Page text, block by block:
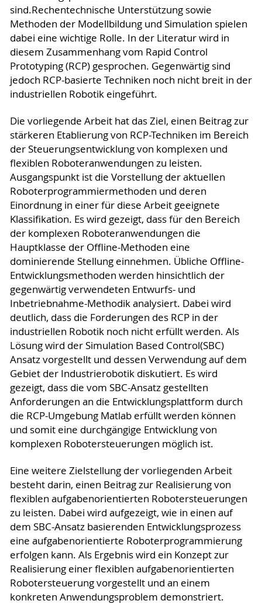
sind.Rechentechnische Unterstützung sowie
Methoden der Modellbildung und Simulation spielen
dabei eine wichtige Rolle. In der Literatur wird in
diesem Zusammenhang vom Rapid Control
Prototyping (RCP) gesprochen. Gegenwärtig sind
jedoch RCP-basierte Techniken noch nicht breit in der
industriellen Robotik eingeführt.
Die vorliegende Arbeit hat das Ziel, einen Beitrag zur
stärkeren Etablierung von RCP-Techniken im Bereich
der Steuerungsentwicklung von komplexen und
flexiblen Roboteranwendungen zu leisten.
Ausgangspunkt ist die Vorstellung der aktuellen
Roboterprogrammiermethoden und deren
Einordnung in einer für diese Arbeit geeignete
Klassifikation. Es wird gezeigt, dass für den Bereich
der komplexen Roboteranwendungen die
Hauptklasse der Offline-Methoden eine
dominierende Stellung einnehmen. Übliche Offline-
Entwicklungsmethoden werden hinsichtlich der
gegenwärtig verwendeten Entwurfs- und
Inbetriebnahme-Methodik analysiert. Dabei wird
deutlich, dass die Forderungen des RCP in der
industriellen Robotik noch nicht erfüllt werden. Als
Lösung wird der Simulation Based Control(SBC)
Ansatz vorgestellt und dessen Verwendung auf dem
Gebiet der Industrierobotik diskutiert. Es wird
gezeigt, dass die vom SBC-Ansatz gestellten
Anforderungen an die Entwicklungsplattform durch
die RCP-Umgebung Matlab erfüllt werden können
und somit eine durchgängige Entwicklung von
komplexen Robotersteuerungen möglich ist.
Eine weitere Zielstellung der vorliegenden Arbeit
besteht darin, einen Beitrag zur Realisierung von
flexiblen aufgabenorientierten Robotersteuerungen
zu leisten. Dabei wird aufgezeigt, wie in einen auf
dem SBC-Ansatz basierenden Entwicklungsprozess
eine aufgabenorientierte Roboterprogrammierung
erfolgen kann. Als Ergebnis wird ein Konzept zur
Realisierung einer flexiblen aufgabenorientierten
Robotersteuerung vorgestellt und an einem
konkreten Anwendungsproblem demonstriert.